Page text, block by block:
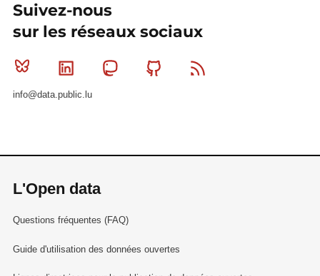
Suivez-nous
sur les réseaux sociaux
Bluesky Linkedin MastodonGithub
info@data.public.lu
L'Open data
Questions fréquentes (FAQ)
Guide d'utilisation des données ouvertes